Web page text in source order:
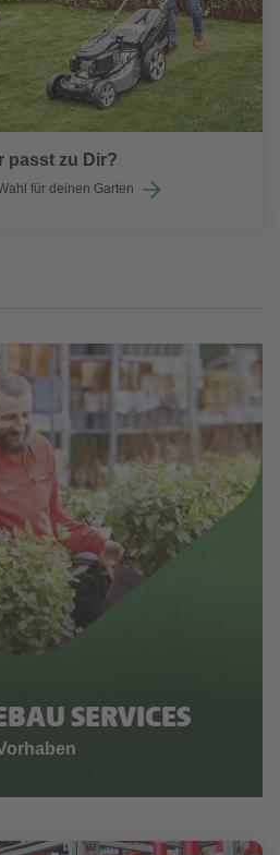
passt zu Dir?
für deinen Garten
SERVICES